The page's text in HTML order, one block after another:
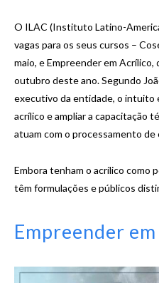
O ILAC (Instituto Latino-
vagas para os seus cursos –
maio, e Empreender em Acrílico,
outubro deste ano. Segundo
executivo da entidade, o intuito
acrílico e ampliar a capacitação
atuam com o processamento de
Embora tenham o acrílico como
têm formulações e públicos
Empreender